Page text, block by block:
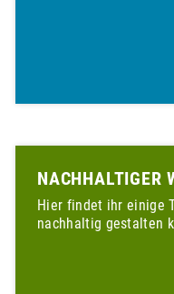
NACHHALTIGER
Hier findet ihr einige
nachhaltig gestalten